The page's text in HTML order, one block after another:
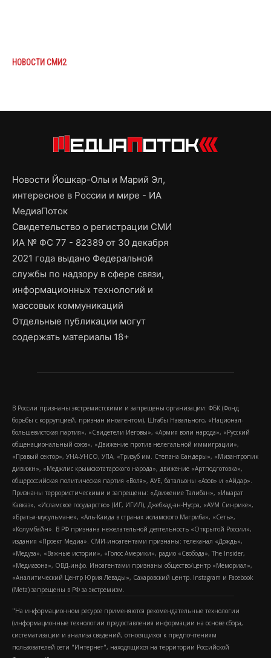
НОВОСТИ СМИ2
Новости Йошкар-Олы и Марий Эл,
интересное в России и мире - ИА
МедиаПоток
Свидетельство о регистрации СМИ
ИА № ФС 77 - 82389 от 30 декабря
2021 года выдано Федеральной
службы по надзору в сфере связи,
информационных технологий и
массовых коммуникаций
Отдельные публикации могут
содержать материалы 18+
В России признаны экстремистскими и запрещены организации: ФБК (Фонд
борьбы с коррупцией, признан иноагентом), Штабы Навального, «Национал-
большевистская партия», «Свидетели Иеговы», «Армия воли народа», «Русский
общенациональный союз», «Движение против нелегальной иммиграции»,
«Правый сектор», УНА-УНСО, УПА, «Тризуб им. Степана Бандеры», «Мизантропик
дивижн», «Меджлис крымскотатарского народа», движение «Артподготовка»,
общероссийская политическая партия «Воля», АУЕ, батальоны «Азов» и «Айдар».
Признаны террористическими и запрещены: «Движение Талибан», «Имарат
Кавказ», «Исламское государство» (ИГ, ИГИЛ), Джебхад-ан-Нусра, «АУМ Синрике»,
«Братья-мусульмане», «Аль-Каида в странах исламского Магриба», «Сеть»,
«Колумбайн». В РФ признана нежелательной деятельность «Открытой России»,
издания «Проект Медиа». СМИ-иноагентами признаны: телеканал «Дождь»,
«Медуза», «Важные истории», «Голос Америки», радио «Свобода», The Insider,
«Медиазона», ОВД-инфо. Иноагентами признаны общество/центр «Мемориал»,
«Аналитический Центр Юрия Левады», Сахаровский центр. Instagram и Facebook
(Metа) запрещены в РФ за экстремизм.
"На информационном ресурсе применяются рекомендательные технологии
(информационные технологии предоставления информации на основе сбора,
систематизации и анализа сведений, относящихся к предпочтениям
пользователей сети "Интернет", находящихся на территории Российской